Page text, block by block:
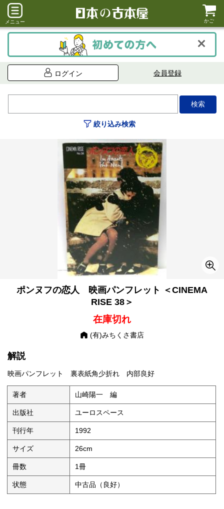
メニュー かご
ログイン 会員登録
絞り込み検索
ポンヌフの恋人 映画パンフレット ＜CINEMA
RISE 38＞
在庫切れ
(有)みちくさ書店
解説
映画パンフレット 裏表紙角少折れ 内部良好
著者 山崎陽一 編
出版社 ユーロスペース
刊行年 1992
サイズ 26cm
冊数 1冊
状態 中古品（良好）